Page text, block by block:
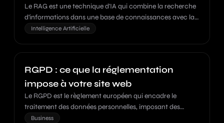
Le RAG est une technique d'IA qui combine la recherche
d'informations dans une base de connaissances avec la
génération de texte par un modèle de langage pour
Intelligence Artificielle
RGPD : ce que la réglementation
impose à votre site web
Le RGPD est le règlement européen qui encadre le
traitement des données personnelles, imposant des
obligations strictes aux entreprises et des droits
Business